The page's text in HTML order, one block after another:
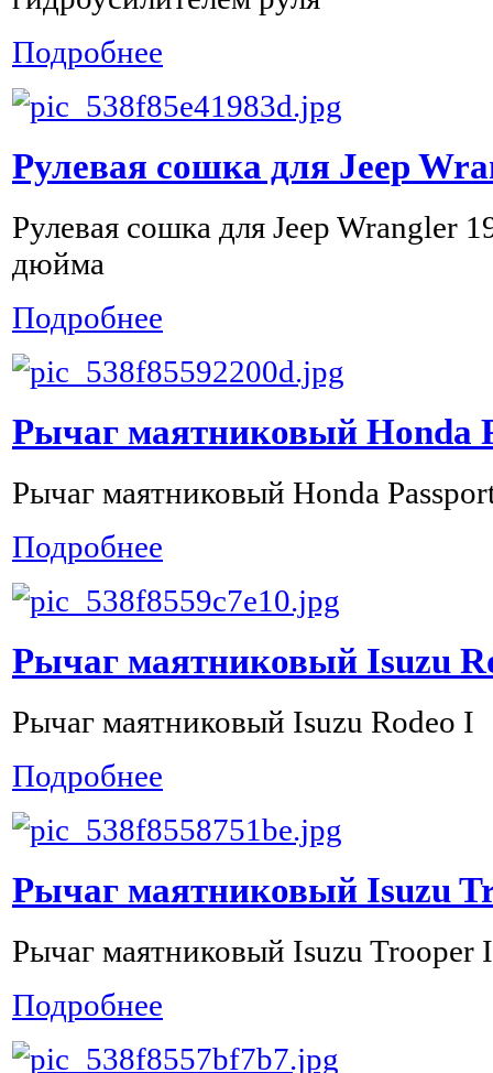
Подробнее
Рулевая сошка для Jeep
Рулевая сошка для Jeep Wrangler
дюйма
Подробнее
Рычаг маятниковый Honda
Рычаг маятниковый Honda
Подробнее
Рычаг маятниковый Isuzu
Рычаг маятниковый Isuzu Rodeo I
Подробнее
Рычаг маятниковый Isuzu
Рычаг маятниковый Isuzu Trooper I
Подробнее